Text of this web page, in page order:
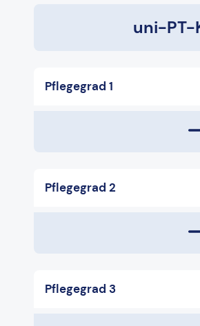
uni-PT-
Pflegegrad 1
Pflegegrad 2
Pflegegrad 3